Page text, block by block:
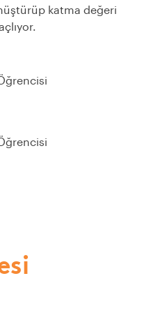
katma değeri